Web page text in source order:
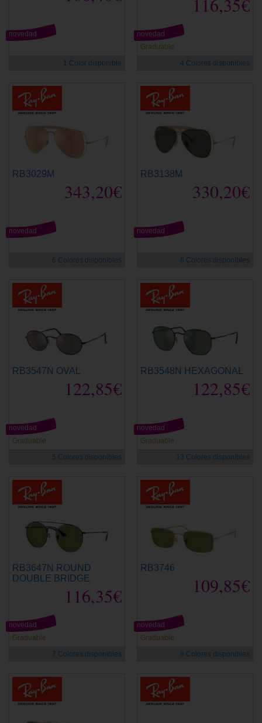
novedad
1 Color disponible
Graduable
novedad
4 Colores disponibles
RB3029M
343,20€
novedad
6 Colores disponibles
RB3138M
330,20€
novedad
6 Colores disponibles
RB3547N OVAL
122,85€
Graduable
novedad
5 Colores disponibles
RB3548N HEXAGONAL
122,85€
Graduable
novedad
13 Colores disponibles
RB3647N ROUND
DOUBLE BRIDGE
116,35€
Graduable
novedad
7 Colores disponibles
RB3746
109,85€
Graduable
novedad
8 Colores disponibles